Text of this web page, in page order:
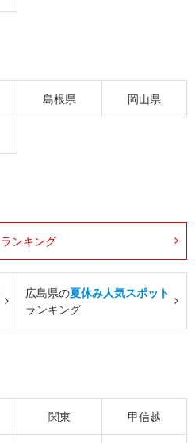
島根県 岡山県
ランキング
広島県の夏休み人気スポット
ランキング
関東 甲信越